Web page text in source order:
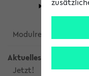
Universität
Modulrecherche
Aktuelles
Jetzt!